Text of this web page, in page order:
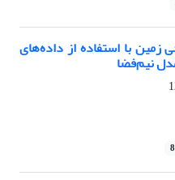
زمین با استفاده از داده‌های
نیم‌فضا